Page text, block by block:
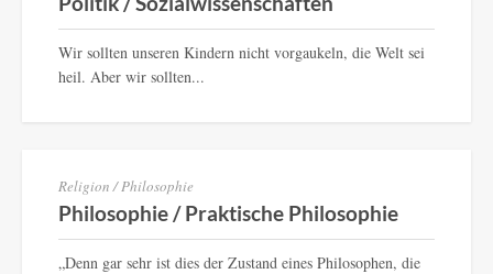
Wir sollten unseren Kindern nicht vorgaukeln, die Welt sei
heil. Aber wir sollten...
Religion / Philosophie
Philosophie / Praktische Philosophie
„Denn gar sehr ist dies der Zustand eines Philosophen, die